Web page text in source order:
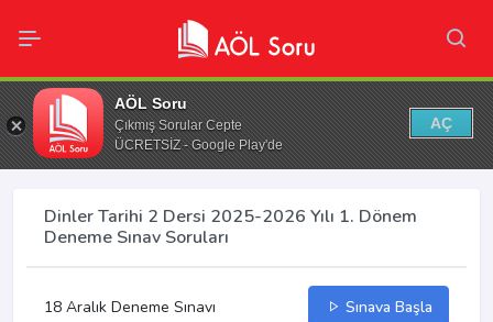
AÖL Soru
Çıkmış Sorular Cepte
ÜCRETSİZ - Google Play'de
AÇ
Dinler Tarihi 2 Dersi 2025-2026 Yılı 1. Dönem
Deneme Sınav Soruları
18 Aralık Deneme Sınavı Sınava Başla